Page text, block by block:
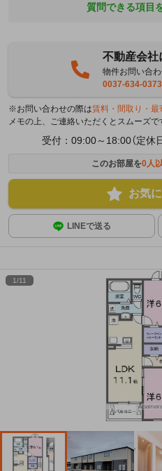
質問できる項目
不動産会社
物件お問い合
0037-634-
※お問い合わせの際は賃料・間取り・最
メモの上、ご連絡いただくとスムーズで
受付：09:00～18:00（定休
このお部屋を0人
お気
LINEで送る
1/11